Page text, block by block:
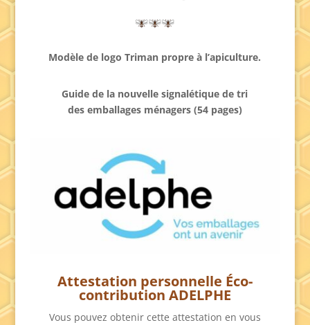
Modèle de logo Triman propre à l’apiculture.
Guide de la nouvelle signalétique de tri
des emballages ménagers (54 pages)
Attestation personnelle Éco-
contribution ADELPHE
Vous pouvez obtenir cette attestation en vous